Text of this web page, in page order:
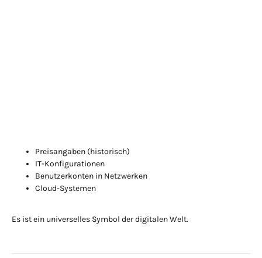
Preisangaben (historisch)
IT-Konfigurationen
Benutzerkonten in Netzwerken
Cloud-Systemen
Es ist ein universelles Symbol der digitalen Welt.